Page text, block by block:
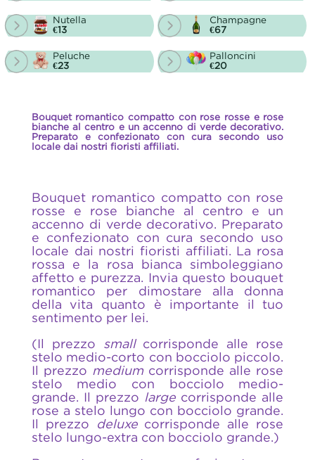
Nutella
€13
Peluche
€23
Champagne
€67
Palloncini
€20
Bouquet romantico compatto con rose rosse e rose
bianche al centro e un accenno di verde decorativo.
Preparato e confezionato con cura secondo uso
locale dai nostri fioristi affiliati.
Bouquet romantico compatto con rose
rosse e rose bianche al centro e un
accenno di verde decorativo. Preparato
e confezionato con cura secondo uso
locale dai nostri fioristi affiliati. La rosa
rossa e la rosa bianca simboleggiano
affetto e purezza. Invia questo bouquet
romantico per dimostare alla donna
della vita quanto è importante il tuo
sentimento per lei.
(Il prezzo small corrisponde alle rose
stelo medio-corto con bocciolo piccolo.
Il prezzo medium corrisponde alle rose
stelo medio con bocciolo medio-
grande. Il prezzo large corrisponde alle
rose a stelo lungo con bocciolo grande.
Il prezzo
deluxecorrisponde alle rose
stelo lungo-extra con bocciolo grande.)